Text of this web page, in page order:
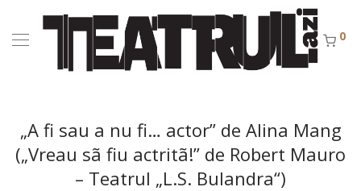
0
„A fi sau a nu fi… actor” de Alina Mang
(„Vreau sã fiu actritã!” de Robert Mauro
– Teatrul „L.S. Bulandra“)